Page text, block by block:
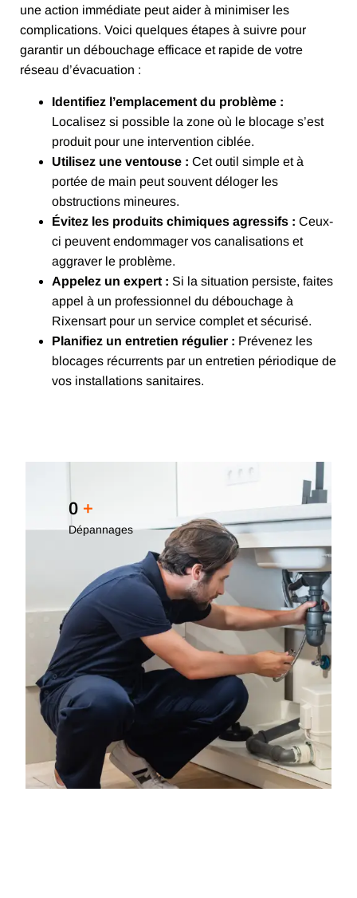
une action immédiate peut aider à minimiser les
complications. Voici quelques étapes à suivre pour
garantir un débouchage efficace et rapide de votre
réseau d’évacuation :
Identifiez l’emplacement du problème :
Localisez si possible la zone où le blocage s’est
produit pour une intervention ciblée.
Utilisez une ventouse : Cet outil simple et à
portée de main peut souvent déloger les
obstructions mineures.
Évitez les produits chimiques agressifs : Ceux-
ci peuvent endommager vos canalisations et
aggraver le problème.
Appelez un expert : Si la situation persiste, faites
appel à un professionnel du débouchage à
Rixensart pour un service complet et sécurisé.
Planifiez un entretien régulier : Prévenez les
blocages récurrents par un entretien périodique de
vos installations sanitaires.
0 +
Dépannages